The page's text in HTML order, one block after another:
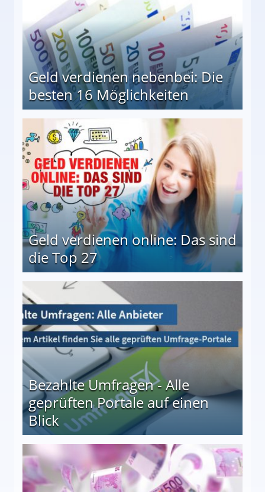
Geld verdienen nebenbei: Die
besten 16 Möglichkeiten
Geld verdienen online: Das sind
die Top 27
Bezahlte Umfragen - Alle
geprüften Portale auf einen
Blick
auf einen Blick